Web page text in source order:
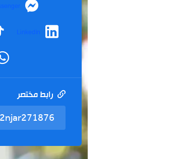
Messenger
LinkedIn
TikTok
WhatsApp
رابط مختصر